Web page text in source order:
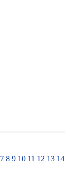
7 8 9 10 11 12 13 14